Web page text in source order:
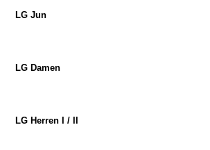
LG Jun
LG Damen
LG Herren I / II